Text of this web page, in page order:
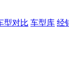
型对比 车型库 经